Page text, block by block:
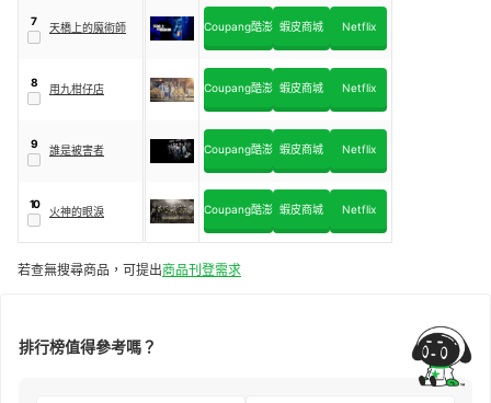
7 天橋上的魔術師 Coupang酷澎 蝦皮商城 Netflix
8 用九柑仔店 Coupang酷澎 蝦皮商城 Netflix
9 誰是被害者 Coupang酷澎 蝦皮商城 Netflix
10
火神的眼淚 Coupang酷澎 蝦皮商城 Netflix
若查無搜尋商品，可提出商品刊登需求
排行榜值得參考嗎？